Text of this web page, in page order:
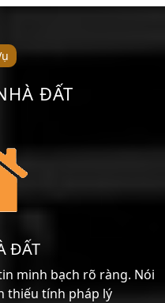
ĐẤT
ĐẤT
minh bạch rõ ràng. Nói
thiếu tính pháp lý